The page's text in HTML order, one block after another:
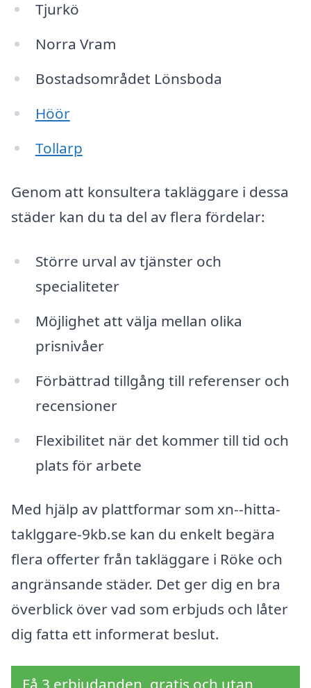
Tjurkö
Norra Vram
Bostadsområdet Lönsboda
Höör
Tollarp
Genom att konsultera takläggare i dessa
städer kan du ta del av flera fördelar:
Större urval av tjänster och
specialiteter
Möjlighet att välja mellan olika
prisnivåer
Förbättrad tillgång till referenser och
recensioner
Flexibilitet när det kommer till tid och
plats för arbete
Med hjälp av plattformar som xn--hitta-
taklggare-9kb.se kan du enkelt begära
flera offerter från takläggare i Röke och
angränsande städer. Det ger dig en bra
överblick över vad som erbjuds och låter
dig fatta ett informerat beslut.
Få 3 erbjudanden, gratis och utan